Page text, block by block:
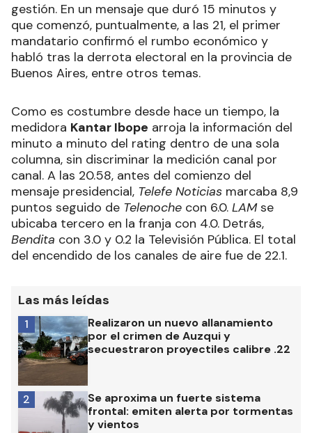
gestión. En un mensaje que duró 15 minutos y
que comenzó, puntualmente, a las 21, el primer
mandatario confirmó el rumbo económico y
habló tras la derrota electoral en la provincia de
Buenos Aires, entre otros temas.
Como es costumbre desde hace un tiempo, la
medidora Kantar Ibope arroja la información del
minuto a minuto del rating dentro de una sola
columna, sin discriminar la medición canal por
canal. A las 20.58, antes del comienzo del
mensaje presidencial, Telefe Noticias marcaba 8,9
puntos seguido de Telenoche con 6.0. LAMse
ubicaba tercero en la franja con 4.0. Detrás,
Bendita con 3.0 y 0.2 la Televisión Pública. El total
del encendido de los canales de aire fue de 22.1.
Las más leídas
Realizaron un nuevo allanamiento
por el crimen de Auzqui y
secuestraron proyectiles calibre .22
1
Se aproxima un fuerte sistema
frontal: emiten alerta por tormentas
y vientos
2